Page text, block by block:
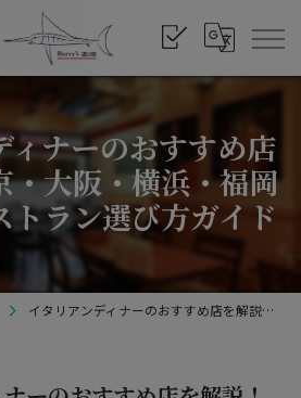
ィナーのおすすめ店
・大阪・横浜・福岡
トラン選び方ガイド
イタリアンディナーのおすすめ店を解説！東京・大阪・横浜・福岡で人気のレストラン選び方ガイド